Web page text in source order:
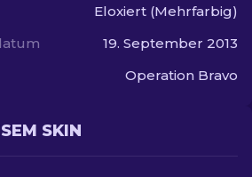
Eloxiert (Mehrfarbig)
19. September 2013
Operation Bravo
SKIN